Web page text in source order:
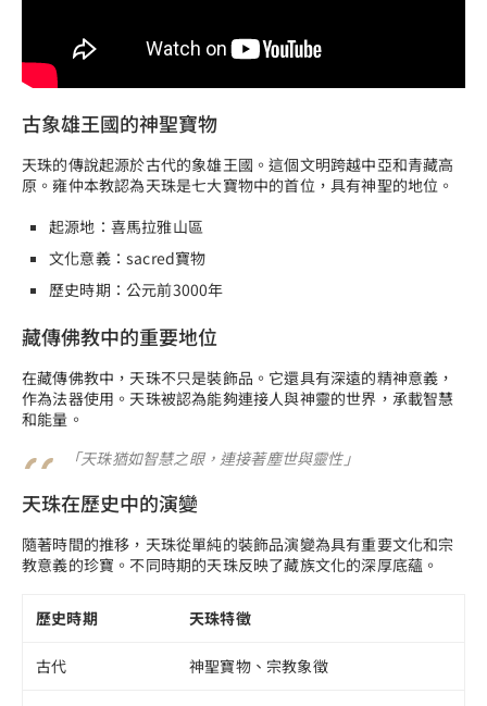
古象雄王國的神聖寶物
天珠的傳說起源於古代的象雄王國。這個文明跨越中亞和青藏高
原。雍仲本教認為天珠是七大寶物中的首位，具有神聖的地位。
起源地：喜馬拉雅山區
文化意義：sacred寶物
歷史時期：公元前3000年
藏傳佛教中的重要地位
在藏傳佛教中，天珠不只是裝飾品。它還具有深遠的精神意義，
作為法器使用。天珠被認為能夠連接人與神靈的世界，承載智慧
和能量。
「天珠猶如智慧之眼，連接著塵世與靈性」
天珠在歷史中的演變
隨著時間的推移，天珠從單純的裝飾品演變為具有重要文化和宗
教意義的珍寶。不同時期的天珠反映了藏族文化的深厚底蘊。
歷史時期 天珠特徵
古代 神聖寶物、宗教象徵